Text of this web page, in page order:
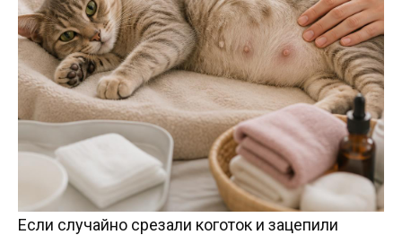
Если случайно срезали коготок и зацепили